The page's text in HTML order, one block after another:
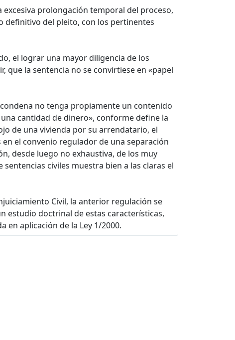
excesiva prolongación temporal del proceso,
definitivo del pleito, con los pertinentes
el lograr una mayor diligencia de los
que la sentencia no se convirtiese en «papel
no tenga propiamente un contenido
cantidad de dinero», conforme define la
de una vivienda por su arrendatario, el
el convenio regulador de una separación
desde luego no exhaustiva, de los muy
civiles muestra bien a las claras el
Civil, la anterior regulación se
estudio doctrinal de estas características,
en aplicación de la Ley 1/2000.